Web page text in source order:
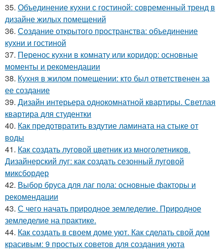
35. Объединение кухни с гостиной: современный тренд в
дизайне жилых помещений
36. Создание открытого пространства: объединение
кухни и гостиной
37. Перенос кухни в комнату или коридор: основные
моменты и рекомендации
38. Кухня в жилом помещении: кто был ответственен за
ее создание
39. Дизайн интерьера однокомнатной квартиры. Светлая
квартира для студентки
40. Как предотвратить вздутие ламината на стыке от
воды
41. Как создать луговой цветник из многолетников.
Дизайнерский луг: как создать сезонный луговой
миксбордер
42. Выбор бруса для лаг пола: основные факторы и
рекомендации
43. С чего начать природное земледелие. Природное
земледелие на практике.
44. Как создать в своем доме уют. Как сделать свой дом
красивым: 9 простых советов для создания уюта